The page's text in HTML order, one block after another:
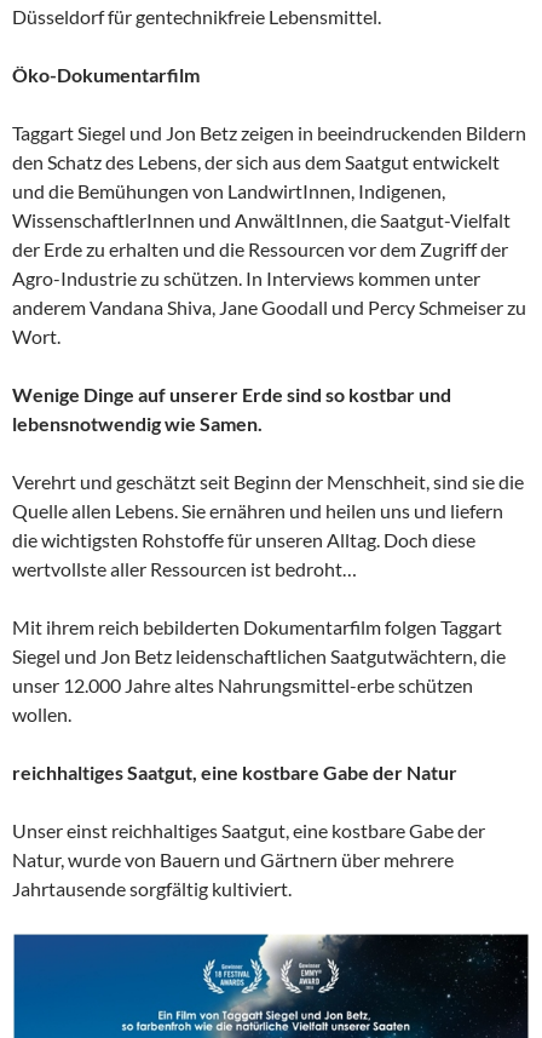
Düsseldorf für gentechnikfreie Lebensmittel.
Öko-Dokumentarfilm
Taggart Siegel und Jon Betz zeigen in beeindruckenden Bildern
den Schatz des Lebens, der sich aus dem Saatgut entwickelt
und die Bemühungen von LandwirtInnen, Indigenen,
WissenschaftlerInnen und AnwältInnen, die Saatgut-Vielfalt
der Erde zu erhalten und die Ressourcen vor dem Zugriff der
Agro-Industrie zu schützen. In Interviews kommen unter
anderem Vandana Shiva, Jane Goodall und Percy Schmeiser zu
Wort.
Wenige Dinge auf unserer Erde sind so kostbar und
lebensnotwendig wie Samen.
Verehrt und geschätzt seit Beginn der Menschheit, sind sie die
Quelle allen Lebens. Sie ernähren und heilen uns und liefern
die wichtigsten Rohstoffe für unseren Alltag. Doch diese
wertvollste aller Ressourcen ist bedroht…
Mit ihrem reich bebilderten Dokumentarfilm folgen Taggart
Siegel und Jon Betz leidenschaftlichen Saatgutwächtern, die
unser 12.000 Jahre altes Nahrungsmittel-erbe schützen
wollen.
reichhaltiges Saatgut, eine kostbare Gabe der Natur
Unser einst reichhaltiges Saatgut, eine kostbare Gabe der
Natur, wurde von Bauern und Gärtnern über mehrere
Jahrtausende sorgfältig kultiviert.